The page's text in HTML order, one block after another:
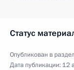
Статус
Опубликован в
Дата публикации: 12